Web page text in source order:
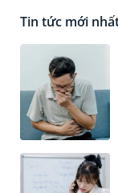
Tin tức mới